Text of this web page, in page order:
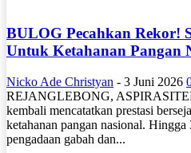
BULOG Pecahkan Rekor!
Untuk Ketahanan Pangan
Nicko Ade Christyan - 3 Juni 2026
REJANGLEBONG,
kembali mencatatkan prestasi
ketahanan pangan nasional.
pengadaan gabah dan...